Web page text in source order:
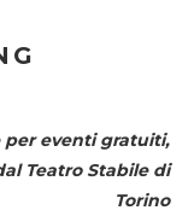
per eventi gratuiti,
Teatro Stabile di
Torino